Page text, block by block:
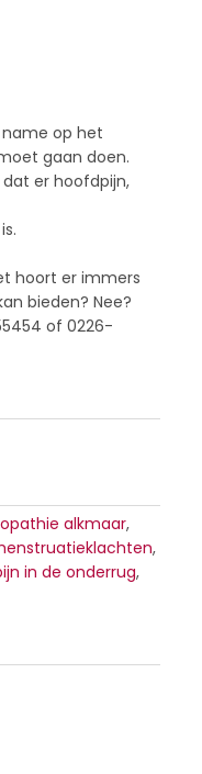
op het
gaan doen.
er hoofdpijn,
hoort er immers
bieden? Nee?
of 0226-
alkmaar,
,
in de onderrug,